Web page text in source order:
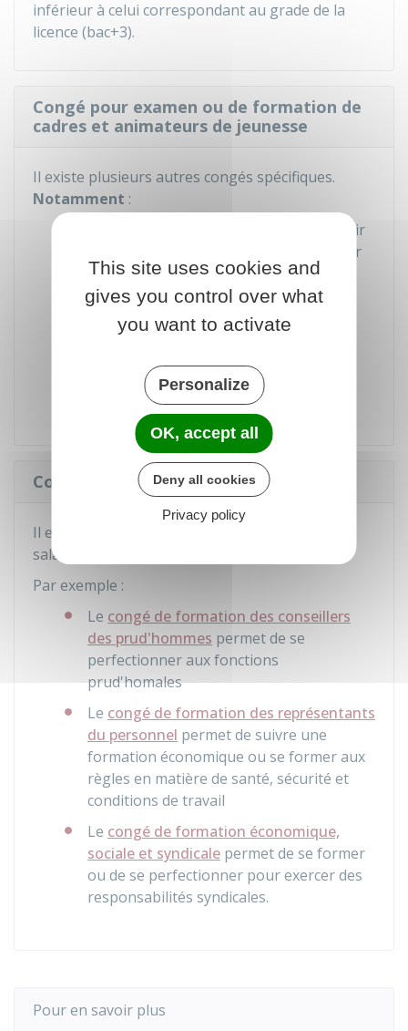
inférieur à celui correspondant au grade de la
licence (bac+3).
Congé pour examen ou de formation de
cadres et animateurs de jeunesse
Il existe plusieurs autres congés spécifiques.
Notamment :
permet d'obtenir
une autorisation d'absence pour passer
un ou plusieurs examens en vue
d'acquérir un certain titre ou diplôme
congé de formation de cadres et
former ou de se perfectionner à
l'encadrement ou à l'animation.
Congés liés à la fonction de salarié-élu
Il existe plusieurs congés liés à la fonction de
salarié-élu.
Par exemple :
Le congé de formation des conseillers
des prud'hommes permet de se
perfectionner aux fonctions
prud'homales
Le congé de formation des représentants
du personnel permet de suivre une
formation économique ou se former aux
règles en matière de santé, sécurité et
conditions de travail
Le congé de formation économique,
sociale et syndicale permet de se former
ou de se perfectionner pour exercer des
responsabilités syndicales.
Pour en savoir plus
This site uses cookies and
gives you control over what
you want to activate
Personalize
OK, accept all
Deny all cookies
Privacy policy